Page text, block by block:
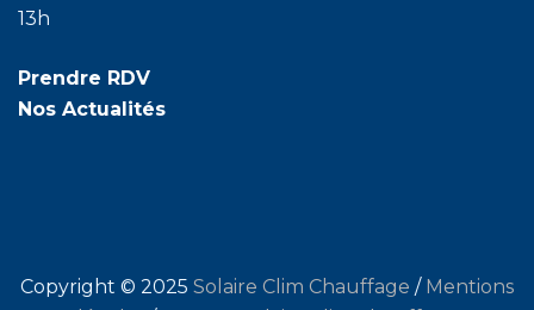
13h
Prendre RDV
Nos Actualités
Copyright © 2025 Solaire Clim Chauffage / Mentions